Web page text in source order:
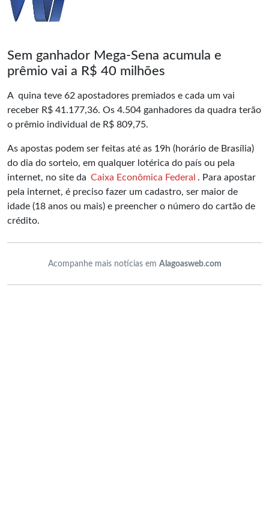
Sem ganhador Mega-Sena acumula e
prêmio vai a R$ 40 milhões
A quina teve 62 apostadores premiados e cada um vai
receber R$ 41.177,36. Os 4.504 ganhadores da quadra terão
o prêmio individual de R$ 809,75.
As apostas podem ser feitas até as 19h (horário de Brasília)
do dia do sorteio, em qualquer lotérica do país ou pela
internet, no site da Caixa Econômica Federal . Para apostar
pela internet, é preciso fazer um cadastro, ser maior de
idade (18 anos ou mais) e preencher o número do cartão de
crédito.
Acompanhe mais notícias em Alagoasweb.com